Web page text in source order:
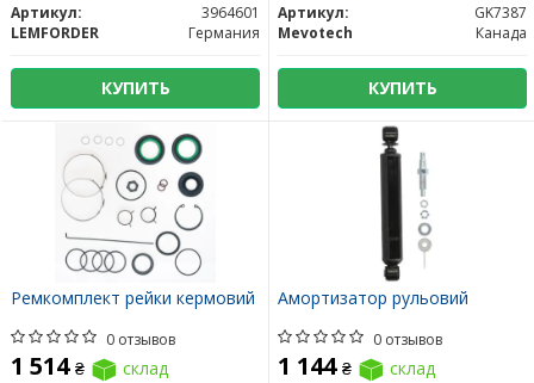
Артикул:
3964601
LEMFORDER
Германия
КУПИТЬ
Артикул:
GK7387
Mevotech
Канада
КУПИТЬ
Ремкомплект рейки кермовий
0 отзывов
1 514 ₴ склад
Амортизатор рульовий
0 отзывов
1 144 ₴ склад